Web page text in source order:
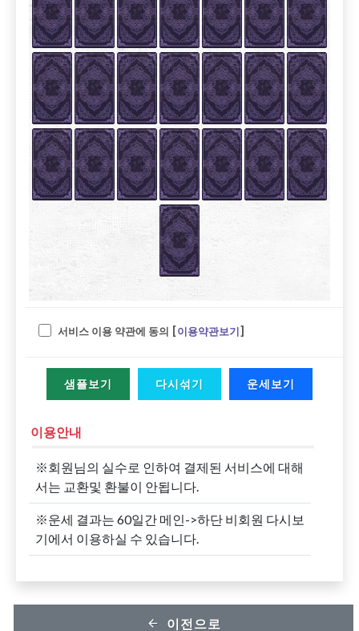
서비스 이용 약관에 동의 [이용약관보기]
샘플보기 다시섞기 운세보기
이용안내
※회원님의 실수로 인하여 결제된 서비스에 대해
서는 교환및 환불이 안됩니다.
※운세 결과는 60일간 메인->하단 비회원 다시보
기에서 이용하실 수 있습니다.
이전으로